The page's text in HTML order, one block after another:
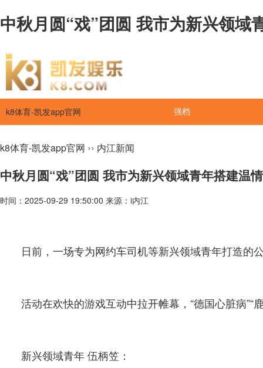
中秋月圆“戏”团圆 我市为新兴领域
k8体育-凯发app官网 强档
k8体育-凯发app官网 ›› 内江新闻
中秋月圆“戏”团圆 我市为新兴领域青年搭建温
时间：2025-09-29 19:50:00 来源：i内江
日前，一场专为网约车司机等新兴领域青年打造的
活动在欢快的游戏互动中拉开帷幕，“德国心脏病”“
新兴领域青年 伍柄笠：